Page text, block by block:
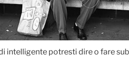
intelligente potresti dire o fare